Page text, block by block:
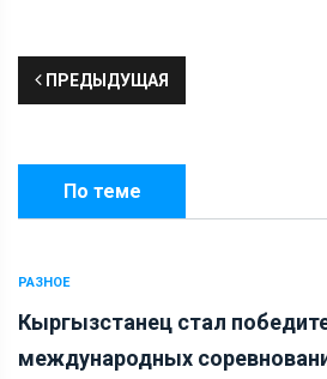
ПРЕДЫДУЩАЯ
По теме
РАЗНОЕ
Кыргызстанец стал
международных